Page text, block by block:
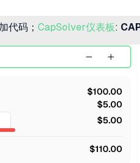
代码； CapSolver仪表板: